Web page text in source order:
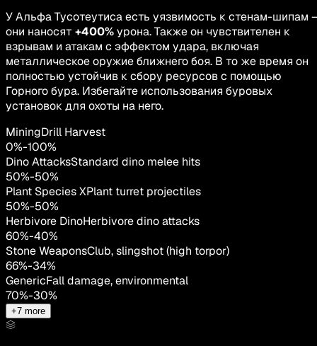
У Альфа Тусотеутиса есть уязвимость к стенам-шипам
они наносят +400%урона. Также он чувствителен к
взрывам и атакам с эффектом удара, включая
металлическое оружие ближнего боя. В то же время он
полностью устойчив к сбору ресурсов с помощью
Горного бура. Избегайте использования буровых
установок для охоты на него.
MiningDrill Harvest
0%-100%
Dino AttacksStandard dino melee hits
50%-50%
Plant Species XPlant turret projectiles
50%-50%
Herbivore DinoHerbivore dino attacks
60%-40%
Stone WeaponsClub, slingshot (high torpor)
66%-34%
GenericFall damage, environmental
70%-30%
+7 more